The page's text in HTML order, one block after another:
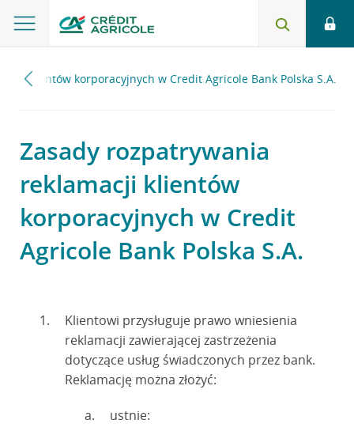
klientów korporacyjnych w Credit Agricole Bank Polska S.A.
Zasady rozpatrywania
reklamacji klientów
korporacyjnych w Credit
Agricole Bank Polska S.A.
Klientowi przysługuje prawo wniesienia
reklamacji zawierającej zastrzeżenia
dotyczące usług świadczonych przez bank.
Reklamację można złożyć:
ustnie: